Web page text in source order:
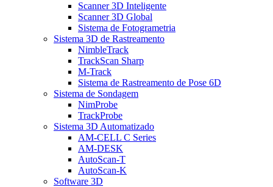
Scanner 3D Inteligente
Scanner 3D Global
Sistema de Fotogrametria
Sistema 3D de Rastreamento
NimbleTrack
TrackScan Sharp
M-Track
Sistema de Rastreamento de Pose 6D
Sistema de Sondagem
NimProbe
TrackProbe
Sistema 3D Automatizado
AM-CELL C Series
AM-DESK
AutoScan-T
AutoScan-K
Software 3D